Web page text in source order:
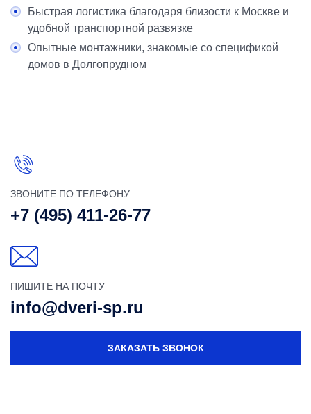
Быстрая логистика благодаря близости к Москве и
удобной транспортной развязке
Опытные монтажники, знакомые со спецификой
домов в Долгопрудном
ЗВОНИТЕ ПО ТЕЛЕФОНУ
+7 (495) 411-26-77
ПИШИТЕ НА ПОЧТУ
info@dveri-sp.ru
ЗАКАЗАТЬ ЗВОНОК